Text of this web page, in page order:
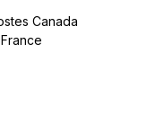
Canada